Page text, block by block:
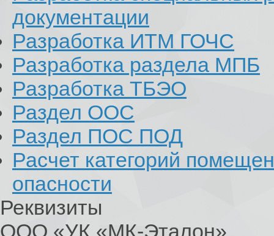
документации
Разработка ИТМ ГОЧС
Разработка раздела МПБ
Разработка ТБЭО
Раздел ООС
Раздел ПОС ПОД
Расчет категорий
опасности
Реквизиты
ООО «УК «МК-Эталон»